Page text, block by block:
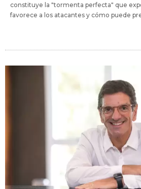
constituye la "tormenta perfecta" que
favorece a los atacantes y cómo puede